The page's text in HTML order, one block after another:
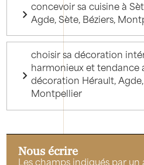
concevoir sa cuisine à
Agde, Sète, Béziers,
choisir sa décoration
harmonieux et tendance
décoration Hérault, Agde,
Montpellier
Nous écrire